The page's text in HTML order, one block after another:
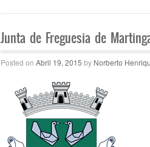
Junta de Freguesia de
Posted on Abril 19, 2015 by Norberto